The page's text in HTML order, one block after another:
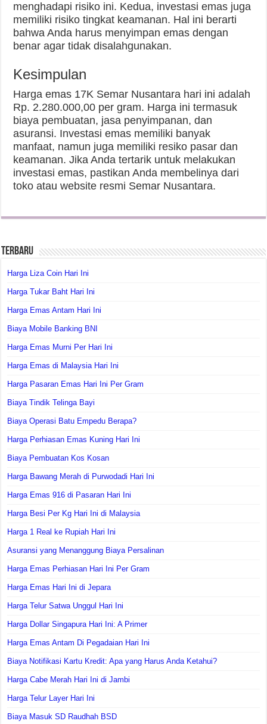
menghadapi risiko ini. Kedua, investasi emas juga
memiliki risiko tingkat keamanan. Hal ini berarti
bahwa Anda harus menyimpan emas dengan
benar agar tidak disalahgunakan.
Kesimpulan
Harga emas 17K Semar Nusantara hari ini adalah
Rp. 2.280.000,00 per gram. Harga ini termasuk
biaya pembuatan, jasa penyimpanan, dan
asuransi. Investasi emas memiliki banyak
manfaat, namun juga memiliki resiko pasar dan
keamanan. Jika Anda tertarik untuk melakukan
investasi emas, pastikan Anda membelinya dari
toko atau website resmi Semar Nusantara.
Terbaru
Harga Liza Coin Hari Ini
Harga Tukar Baht Hari Ini
Harga Emas Antam Hari Ini
Biaya Mobile Banking BNI
Harga Emas Murni Per Hari Ini
Harga Emas di Malaysia Hari Ini
Harga Pasaran Emas Hari Ini Per Gram
Biaya Tindik Telinga Bayi
Biaya Operasi Batu Empedu Berapa?
Harga Perhiasan Emas Kuning Hari Ini
Biaya Pembuatan Kos Kosan
Harga Bawang Merah di Purwodadi Hari Ini
Harga Emas 916 di Pasaran Hari Ini
Harga Besi Per Kg Hari Ini di Malaysia
Harga 1 Real ke Rupiah Hari Ini
Asuransi yang Menanggung Biaya Persalinan
Harga Emas Perhiasan Hari Ini Per Gram
Harga Emas Hari Ini di Jepara
Harga Telur Satwa Unggul Hari Ini
Harga Dollar Singapura Hari Ini: A Primer
Harga Emas Antam Di Pegadaian Hari Ini
Biaya Notifikasi Kartu Kredit: Apa yang Harus Anda Ketahui?
Harga Cabe Merah Hari Ini di Jambi
Harga Telur Layer Hari Ini
Biaya Masuk SD Raudhah BSD